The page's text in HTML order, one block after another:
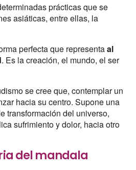
prácticas que se
asiáticas, entre ellas, la
perfecta que representaal
. Es la creación, el mundo, el ser
se cree que, contemplar un
hacia su centro. Supone una
transformación del universo,
sufrimiento y dolor, hacia otro
del mandala